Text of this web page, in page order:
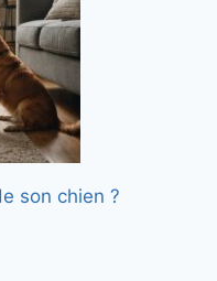
son chien ?